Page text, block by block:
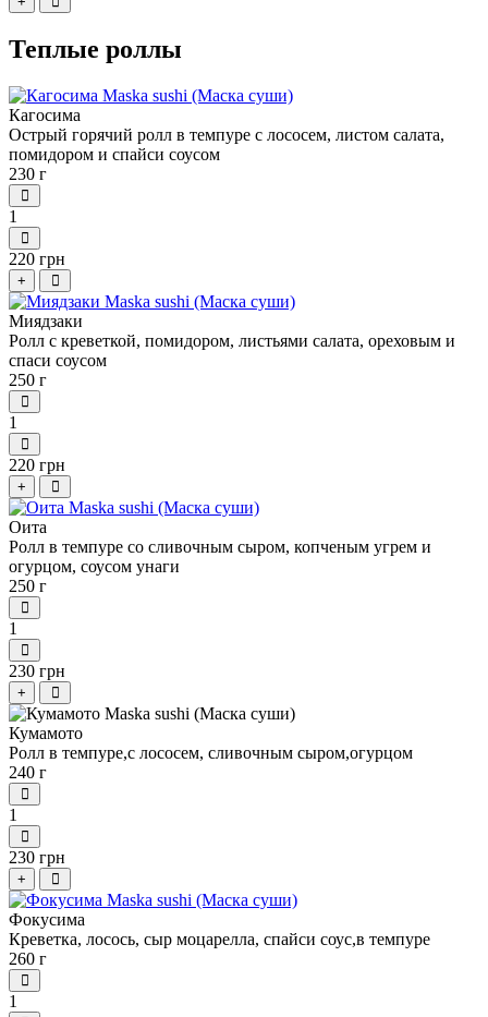
Теплые роллы
Кагосима
Острый горячий ролл в темпуре с лососем, листом салата,
помидором и спайси соусом
230 г
1
220 грн
+
Миядзаки
Ролл с креветкой, помидором, листьями салата, ореховым и
спаси соусом
250 г
1
220 грн
+
Оита
Ролл в темпуре со сливочным сыром, копченым угрем и
огурцом, соусом унаги
250 г
1
230 грн
+
Кумамото
Ролл в темпуре,с лососем, сливочным сыром,огурцом
240 г
1
230 грн
+
Фокусима
Креветка, лосось, сыр моцарелла, спайси соус,в темпуре
260 г
1